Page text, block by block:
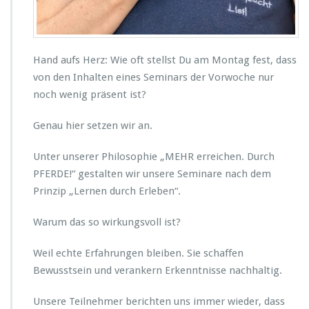
Hand aufs Herz: Wie oft stellst Du am Montag fest, dass
von den Inhalten eines Seminars der Vorwoche nur
noch wenig präsent ist?
Genau hier setzen wir an.
Unter unserer Philosophie „MEHR erreichen. Durch
PFERDE!“ gestalten wir unsere Seminare nach dem
Prinzip „Lernen durch Erleben“.
Warum das so wirkungsvoll ist?
Weil echte Erfahrungen bleiben. Sie schaffen
Bewusstsein und verankern Erkenntnisse nachhaltig.
Unsere Teilnehmer berichten uns immer wieder, dass